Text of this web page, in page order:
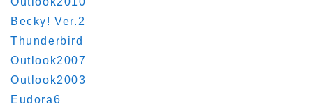
Becky! Ver.2
Thunderbird
Outlook2007
Outlook2003
Eudora6